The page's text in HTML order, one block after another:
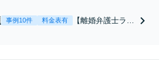
事例10件 料金表有
【離婚弁護士ラン